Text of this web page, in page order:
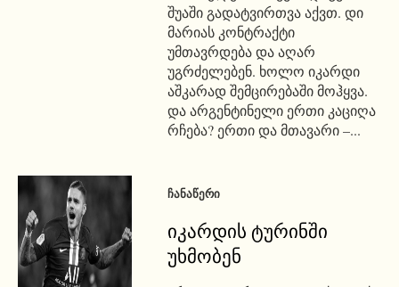
შუაში გადატვირთვა აქვთ. დი
მარიას კონტრაქტი
უმთავრდება და აღარ
უგრძელებენ. ხოლო იკარდი
აშკარად შემცირებაში მოჰყვა.
და არგენტინელი ერთი კაციღა
რჩება? ერთი და მთავარი –...
ᲩᲐᲜᲐᲬᲔᲠᲘ
იკარდის ტურინში
უხმობენ